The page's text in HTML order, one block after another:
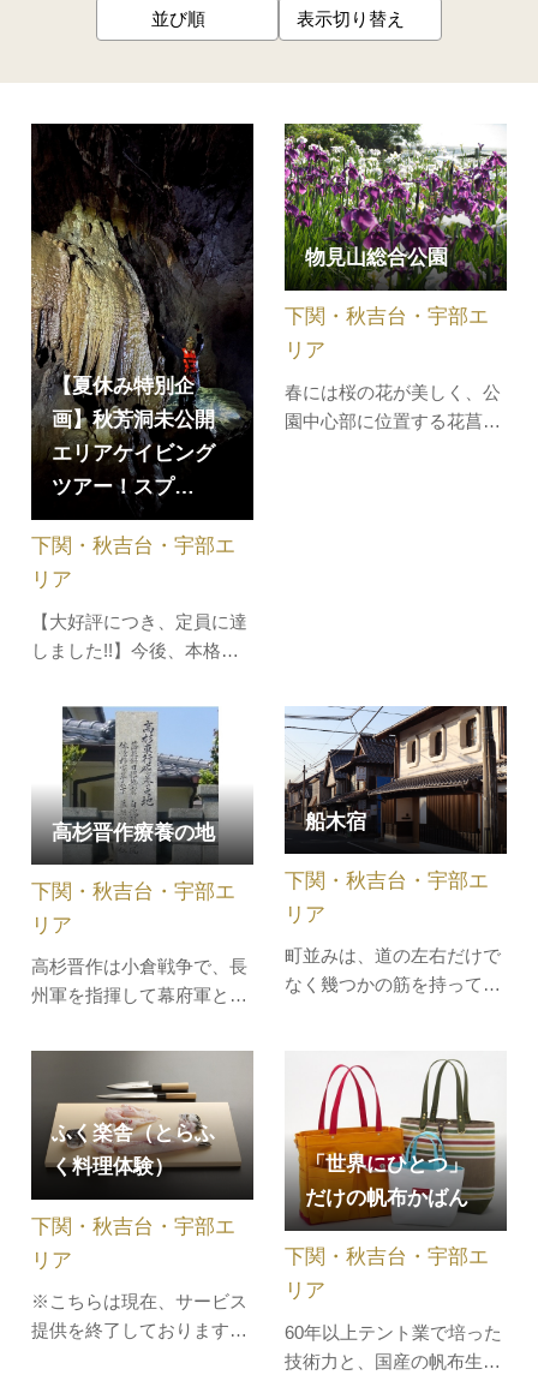
並び順 表示切り替え
【夏休み特別企
画】秋芳洞未公開
エリアケイビング
ツアー！スプ…
【大好評につき、定員に達
しました!!】今後、本格販
ので、募集開始まで、しば
らくお待ちくださいませ。
暑さを忘れる別世界！ひん
やり洞窟で最高の水遊び!!
秋芳洞の一般未公開エリア
を探索する、特別な1グル
ープ制のケイビングツアー
下関・秋吉台・宇部エ
リア
物見山総合公園
春には桜の花が美しく、公
園中心部に位置する花菖蒲
下関・秋吉台・宇部エ
リア
高杉晋作療養の地
高杉晋作は小倉戦争で、長
州軍を指揮して幕府軍と戦
病の結核が悪化し、桜山神
社の近くに小さな家を建て
て、野村望東尼（のむらも
とに）、愛人おうのの看病
による療養生活を送りまし
た。*写真の「高杉東行」
の「東行」とは、晋作の号
のことで…
下関・秋吉台・宇部エ
リア
船木宿
町並みは、道の左右だけで
なく幾つかの筋を持ってお
す。江戸時代において、こ
の宿は交通の要地のみなら
ず、この地域の政治・経済
の中心でした。しかし、山
陽本線が南の宇部・小野田
を通るようになってから、
この宿場…
下関・秋吉台・宇部エ
リア
ふく楽舎（とらふ
く料理体験）
※こちらは現在、サービス
提供を終了しております。
下関・秋吉台・宇部エ
リア
「世界にひとつ」
だけの帆布かばん
60年以上テント業で培った
技術力と、国産の帆布生地
下関・秋吉台・宇部エ
リア